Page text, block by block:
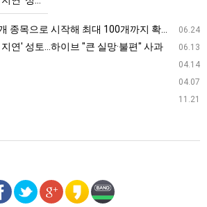
06.24
이다. 구체적인 거래 대상 ETF는 아직 확정되지 않았지만, 시장 대표성이나 거래량을 고려해 선정할 계획이다.
06.13
연' 성토…하이브 "큰 실망·불편" 사과
04.14
04.07
11.21